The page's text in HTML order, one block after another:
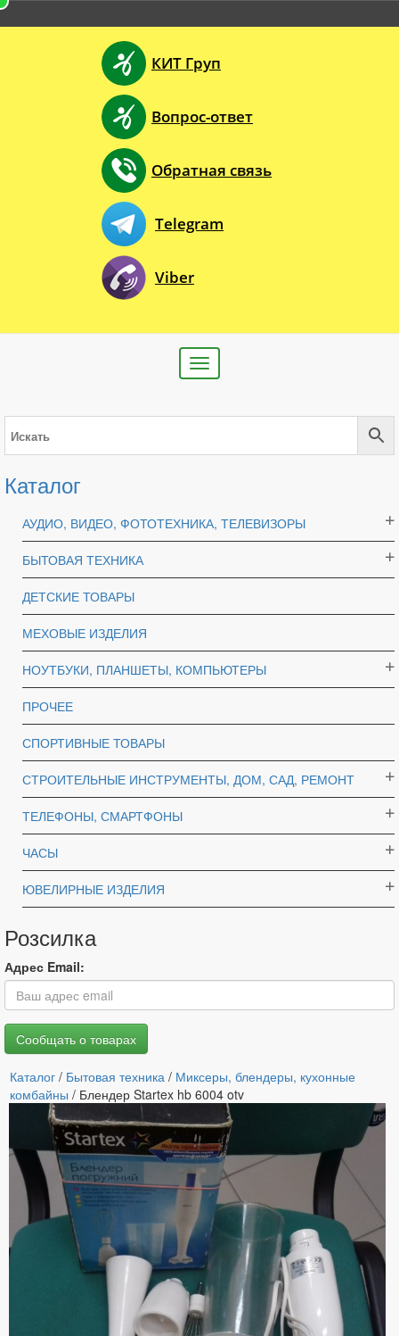
КИТ Груп
Вопрос-ответ
Обратная связь
Telegram
Viber
Toggle
navigation
Каталог
АУДИО, ВИДЕО, ФОТОТЕХНИКА, ТЕЛЕВИЗОРЫ
БЫТОВАЯ ТЕХНИКА
ДЕТСКИЕ ТОВАРЫ
МЕХОВЫЕ ИЗДЕЛИЯ
НОУТБУКИ, ПЛАНШЕТЫ, КОМПЬЮТЕРЫ
ПРОЧЕЕ
СПОРТИВНЫЕ ТОВАРЫ
СТРОИТЕЛЬНЫЕ ИНСТРУМЕНТЫ, ДОМ, САД, РЕМОНТ
ТЕЛЕФОНЫ, СМАРТФОНЫ
ЧАСЫ
ЮВЕЛИРНЫЕ ИЗДЕЛИЯ
Розсилка
Адрес Email:
Каталог / Бытовая техника / Миксеры, блендеры, кухонные
комбайны / Блендер Startex hb 6004 otv